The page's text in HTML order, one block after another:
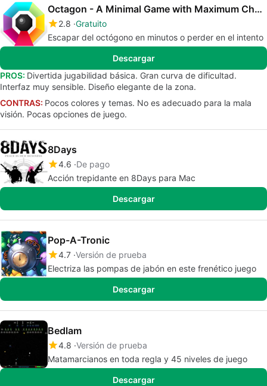
Octagon - A Minimal Game with Maximum Challenge
2.8 Gratuito
Escapar del octógono en minutos o perder en el intento
Descargar
PROS: Divertida jugabilidad básica. Gran curva de dificultad.
Interfaz muy sensible. Diseño elegante de la zona.
CONTRAS: Pocos colores y temas. No es adecuado para la mala
visión. Pocas opciones de juego.
8Days
4.6 De pago
Acción trepidante en 8Days para Mac
Descargar
Pop-A-Tronic
4.7 Versión de prueba
Electriza las pompas de jabón en este frenético juego
Descargar
Bedlam
4.8 Versión de prueba
Matamarcianos en toda regla y 45 niveles de juego
Descargar